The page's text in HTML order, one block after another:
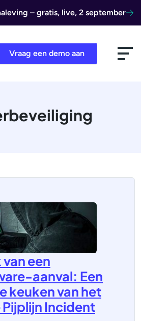
– gratis, live, 2 september
Vraag een demo aan
een
aanval: Een
keuken van het
Pijplijn Incident